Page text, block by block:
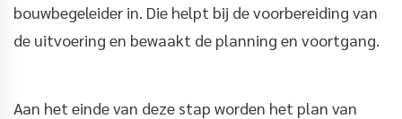
bouwbegeleider in. Die helpt bij de voorbereiding van
de uitvoering en bewaakt de planning en voortgang.
Aan het einde van deze stap worden het plan van